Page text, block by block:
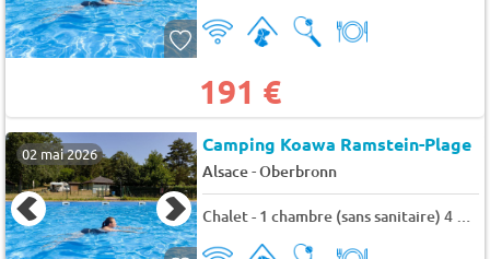
191 €
02 mai 2026 Camping Koawa Ramstein-Plage
Alsace-Oberbronn
Chalet - 1 chambre (sans sanitaire) 4 pers.